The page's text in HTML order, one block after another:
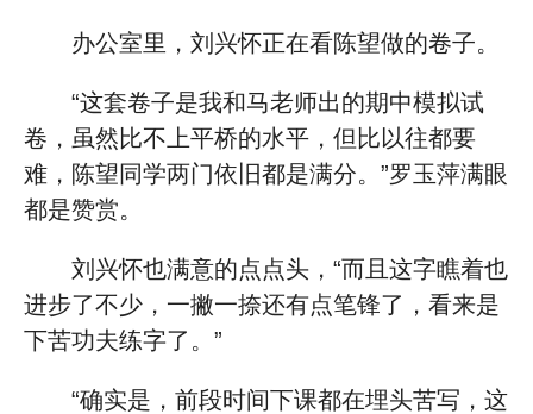
办公室里，刘兴怀正在看陈望做的卷子。
“这套卷子是我和马老师出的期中模拟试
卷，虽然比不上平桥的水平，但比以往都要
难，陈望同学两门依旧都是满分。”罗玉萍满眼
都是赞赏。
刘兴怀也满意的点点头，“而且这字瞧着也
进步了不少，一撇一捺还有点笔锋了，看来是
下苦功夫练字了。”
“确实是，前段时间下课都在埋头苦写，这